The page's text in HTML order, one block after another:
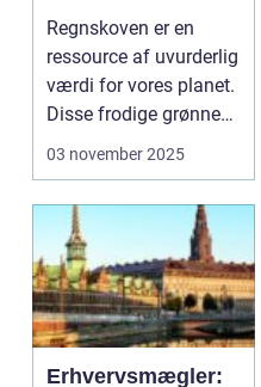
Regnskoven er en
ressource af uvurderlig
værdi for vores planet.
Disse frodige grønne
o...
03 november 2025
Erhvervsmægler: